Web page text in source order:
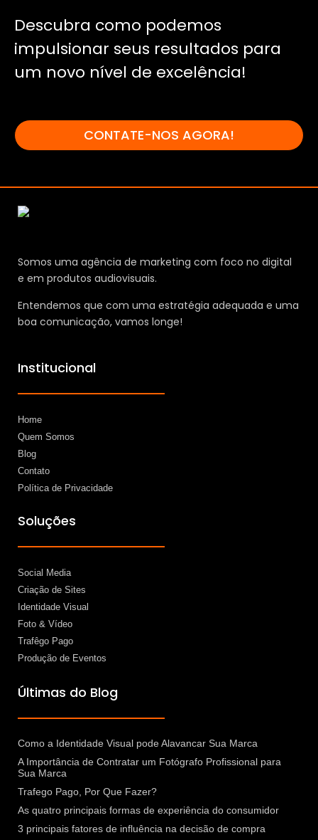
Descubra como podemos
impulsionar seus resultados para
um novo nível de excelência!
CONTATE-NOS AGORA!
Somos uma agência de marketing com foco no digital
e em produtos audiovisuais.
Entendemos que com uma estratégia adequada e uma
boa comunicação, vamos longe!
Institucional
Home
Quem Somos
Blog
Contato
Política de Privacidade
Soluções
Social Media
Criação de Sites
Identidade Visual
Foto & Vídeo
Trafêgo Pago
Produção de Eventos
Últimas do Blog
Como a Identidade Visual pode Alavancar Sua Marca
A Importância de Contratar um Fotógrafo Profissional para
Sua Marca
Trafego Pago, Por Que Fazer?
As quatro principais formas de experiência do consumidor
3 principais fatores de influência na decisão de compra